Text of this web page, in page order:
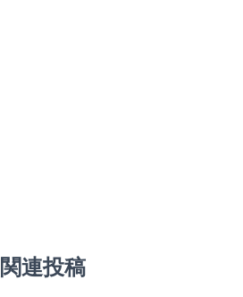
関連投稿